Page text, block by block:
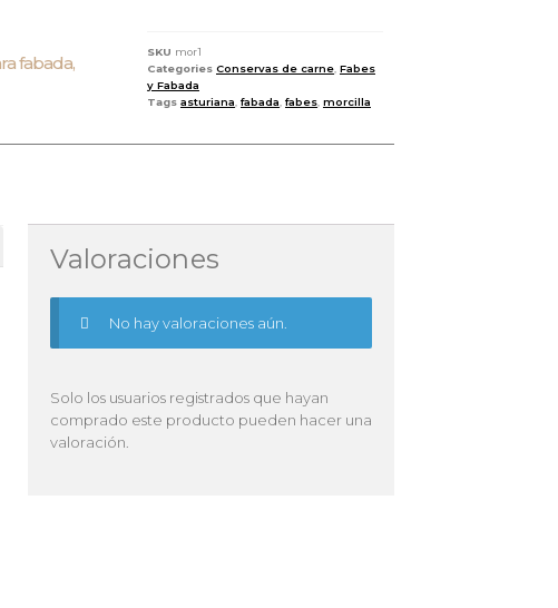
fabada,
SKU mor1
Categories Conservas de carne, Fabes
y Fabada
Tags asturiana fabada fabes, morcilla
Valoraciones
No hay valoraciones aún.
Solo los usuarios registrados que hayan
comprado este producto pueden hacer una
valoración.